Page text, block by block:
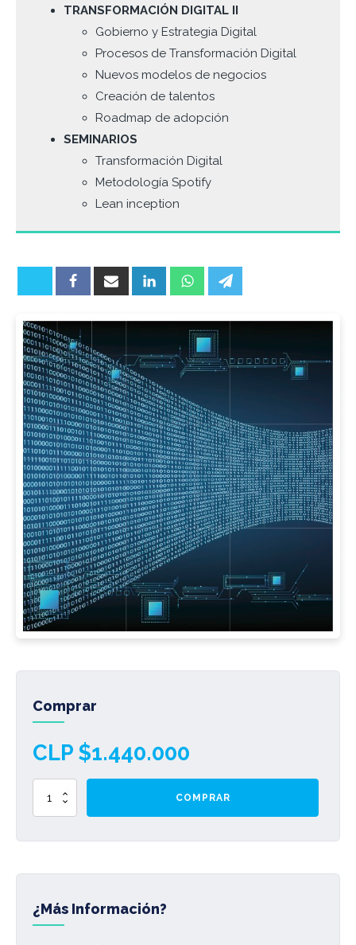
TRANSFORMACIÓN DIGITAL II
Gobierno y Estrategia Digital
Procesos de Transformación Digital
Nuevos modelos de negocios
Creación de talentos
Roadmap de adopción
SEMINARIOS
Transformación Digital
Metodología Spotify
Lean inception
Comprar
CLP $1.440.000
Diplomado
Transformación
Ágiles
cantidad
COMPRAR
¿Más Información?